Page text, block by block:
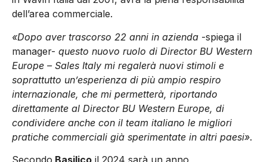
dell’area commerciale.
«Dopo aver trascorso 22 anni in azienda -spiega il
manager- questo nuovo ruolo di Director BU Western
Europe – Sales Italy mi regalerà nuovi stimoli e
soprattutto un’esperienza di più ampio respiro
internazionale, che mi permetterà, riportando
direttamente al Director BU Western Europe, di
condividere anche con il team italiano le migliori
pratiche commerciali già sperimentate in altri paesi».